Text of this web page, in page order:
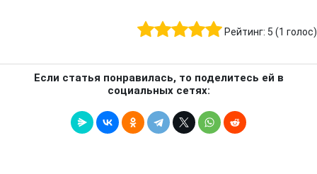
Рейтинг: 5 (1 голос)
Если статья понравилась, то поделитесь ей в
социальных сетях: